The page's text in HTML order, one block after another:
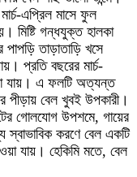
এপ্রিল মাসে ফুল
মিষ্টি গন্ধযুক্ত হালকা
তাড়াতাড়ি খসে
প্রতি বছরের মার্চ-
যায়। এ ফলটি অত্যন্ত
পীড়ায় বেল খুবই উপকারী।
গোলযোগ উপশমে, গায়ের
স্বাভাবিক করণে বেল একটি
যায়। হেকিমি মতে, বেল